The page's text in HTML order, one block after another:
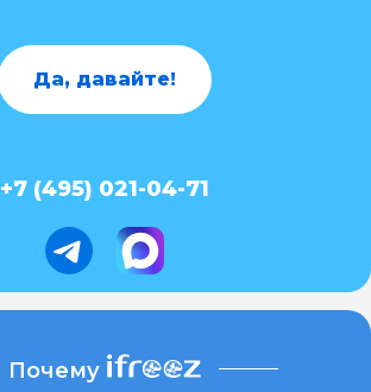
Да, давайте!
+7 (495) 021-04-71
Почему